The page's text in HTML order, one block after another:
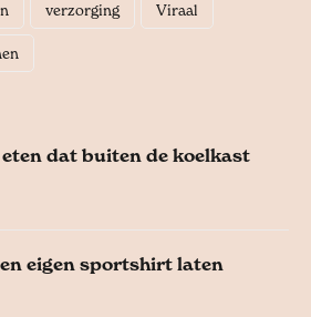
verzorging Viraal
dat buiten de koelkast
eigen sportshirt laten